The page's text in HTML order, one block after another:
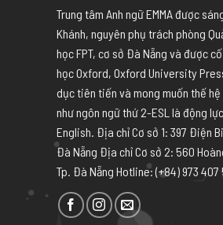
Trung tâm Anh ngữ EMMA được
Khánh, nguyên phụ trách phòng
học FPT, cơ sở Đà Nẵng và được
học Oxford, Oxford University
dục tiên tiến và mong muốn thế
như ngôn ngữ thứ 2-ESL là động
English. Địa chỉ Cơ sở 1: 397 Điện
Đà Nẵng Địa chỉ Cơ sở 2: 560
Tp. Đà Nẵng Hotline: (+84) 973 407